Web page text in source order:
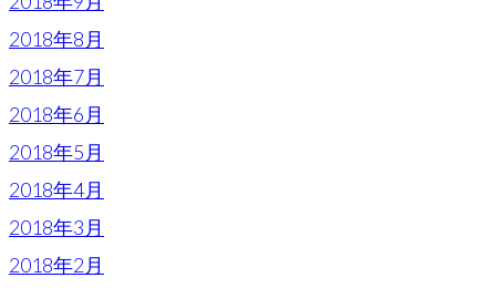
2018年8月
2018年7月
2018年6月
2018年5月
2018年4月
2018年3月
2018年2月